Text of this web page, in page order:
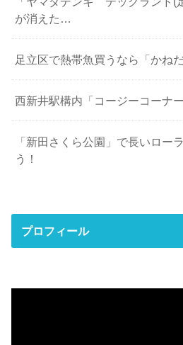
が消えた…
足立区で熱帯魚買うなら「かね
西新井駅構内「コージーコーナ
「新田さくら公園」で長いロー
う！
プロフィール